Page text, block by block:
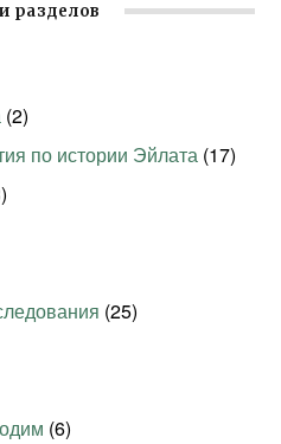
разделов
(2)
по истории Эйлата (17)
(25)
(6)